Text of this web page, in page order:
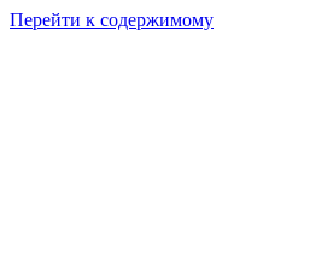
Перейти к содержимому